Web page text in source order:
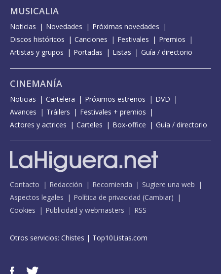
MUSICALIA
Noticias Novedades
Próximas novedades
Discos históricos
Canciones Festivales
Premios
Artistas y grupos
Portadas Listas Guía / directorio
CINEMANÍA
Noticias Cartelera Próximos estrenos
DVD
Avances
Tráilers
Festivales + premios
Actores y actrices
Carteles Box-office Guía / directorio
Contacto Redacción Recomienda
Sugiere una web
Aspectos legales
Política de privacidad (Cambiar)
Cookies
Publicidad y webmasters RSS
Otros servicios: Chistes | Top10Listas.com